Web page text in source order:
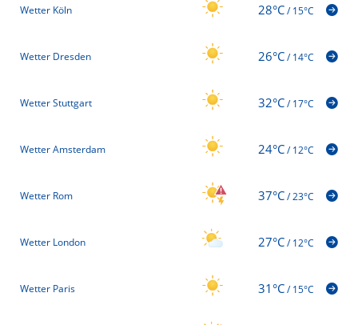
Wetter Köln 28°C/15°C
Wetter Dresden 26°C/14°C
Wetter Stuttgart 32°C/17°C
Wetter Amsterdam 24°C/12°C
Wetter Rom 37°C/23°C
Wetter London 27°C/12°C
Wetter Paris 31°C/15°C